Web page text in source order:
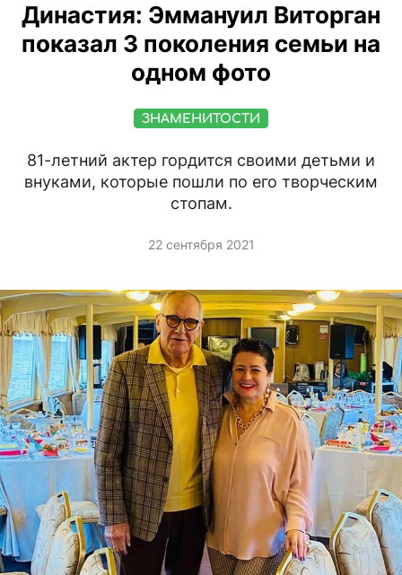
Династия: Эммануил Виторган
показал 3 поколения семьи на
одном фото
ЗНАМЕНИТОСТИ
81-летний актер гордится своими детьми и
внуками, которые пошли по его творческим
стопам.
22 сентября 2021